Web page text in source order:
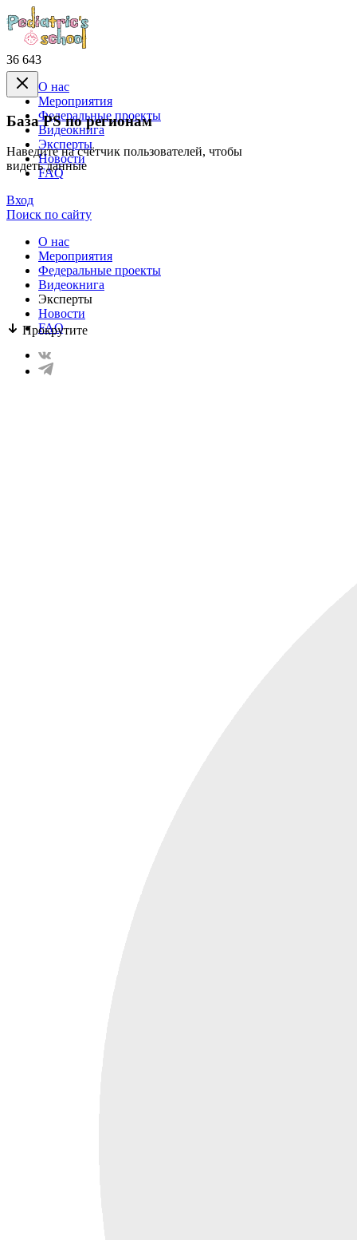
36 643
База PS по регионам
Наведите на счётчик пользователей, чтобы
видеть данные
Прокрутите
О нас
Mероприятия
Федеральные проекты
Видеокнига
Эксперты
Новости
FAQ
Вход
Поиск по сайту
О нас
Mероприятия
Федеральные проекты
Видеокнига
Эксперты
Новости
FAQ